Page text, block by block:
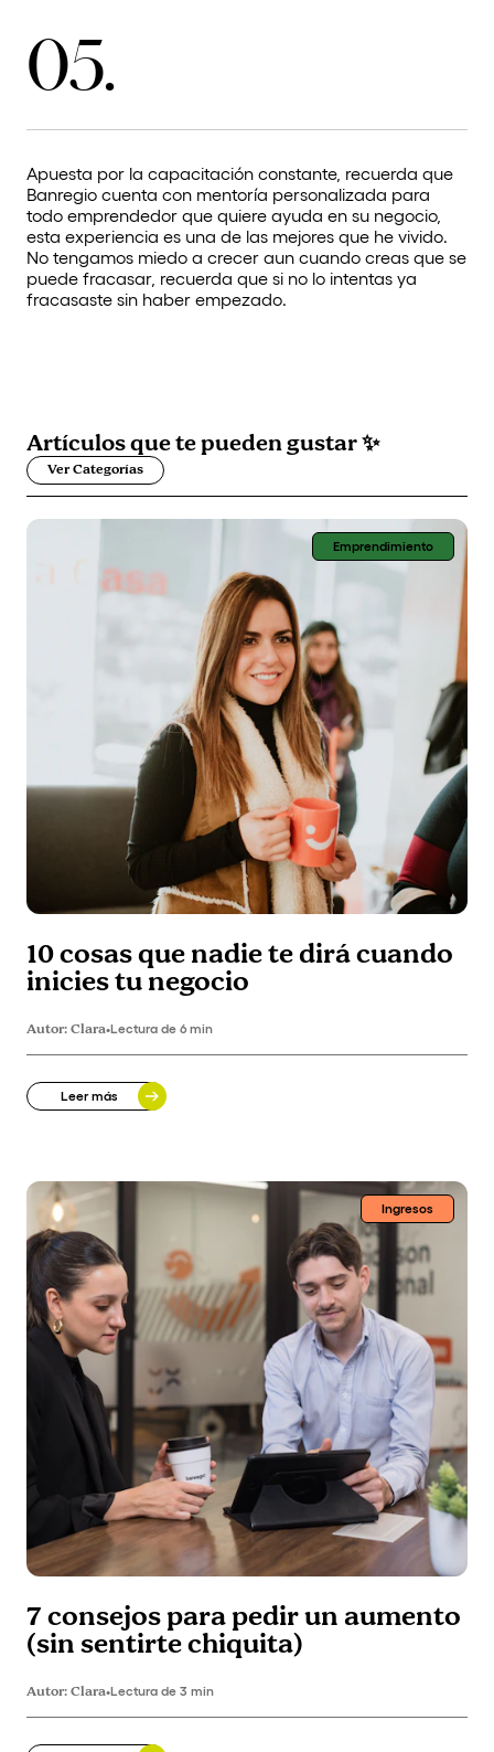
05.
Apuesta por la capacitación constante, recuerda que
Banregio cuenta con mentoría personalizada para
todo emprendedor que quiere ayuda en su negocio,
esta experiencia es una de las mejores que he vivido.
No tengamos miedo a crecer aun cuando creas que se
puede fracasar, recuerda que si no lo intentas ya
fracasaste sin haber empezado.
Artículos quete pueden gustar✨
Ver Categorías
Emprendimiento
10 cosas que nadie te dirá cuando
inicies tu negocio
Autor:Clara•Lectura de 6 min
Leer más
Ingresos
7 consejos para pedir un aumento
(sin sentirte chiquita)
Autor:Clara•Lectura de 3 min